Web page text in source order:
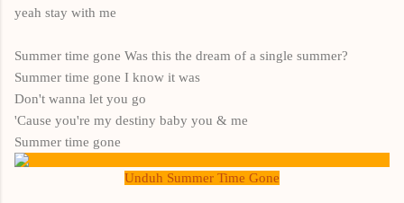
yeah stay with me
Summer time gone Was this the dream of a single summer?
Summer time gone I know it was
Don't wanna let you go
'Cause you're my destiny baby you & me
Summer time gone
Unduh Summer Time Gone